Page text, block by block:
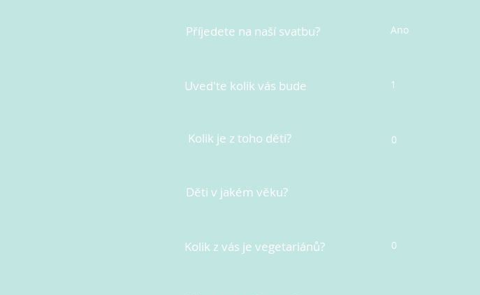
Příjedete na naší svatbu? Ano
Uved'te kolik vás bude 1
Kolik je z toho děti? 0
Děti v jakém věku?
Kolik z vás je vegetariánů? 0